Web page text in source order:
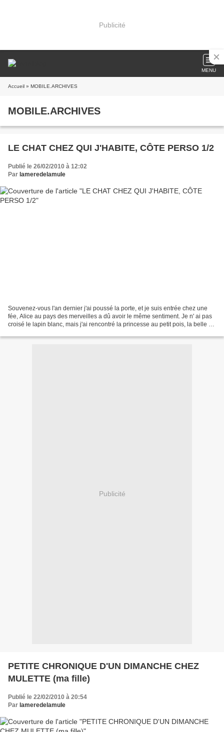
Publicité
MENU
Accueil » MOBILE.ARCHIVES
MOBILE.ARCHIVES
LE CHAT CHEZ QUI J'HABITE, CÔTE PERSO 1/2
Publié le 26/02/2010 à 12:02
Par lameredelamule
Souvenez-vous l'an dernier j'ai poussé la porte, et je suis entrée chez une
fée, Alice au pays des merveilles a dû avoir le même sentiment. Je n' ai pas
croisé le lapin blanc, mais j'ai rencontré la princesse au petit pois, la belle au
Publicité
PETITE CHRONIQUE D'UN DIMANCHE CHEZ
MULETTE (ma fille)
Publié le 22/02/2010 à 20:54
Par lameredelamule